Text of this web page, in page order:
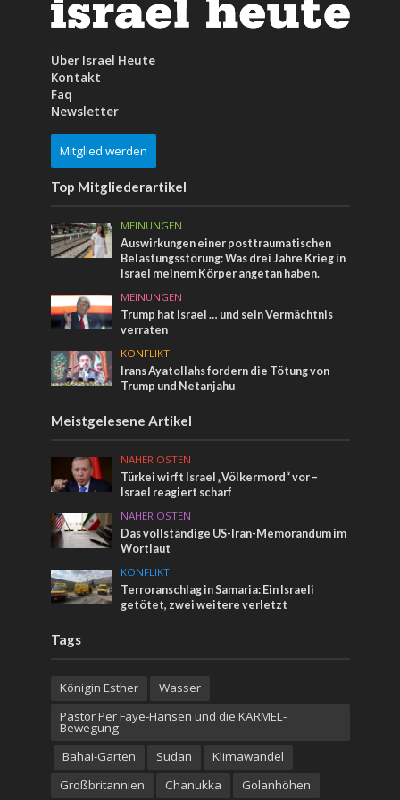
Über Israel Heute
Kontakt
Faq
Newsletter
Mitglied werden
Top Mitgliederartikel
MEINUNGEN
Auswirkungen einer posttraumatischen
Belastungsstörung: Was drei Jahre Krieg in
Israel meinem Körper angetan haben.
MEINUNGEN
Trump hat Israel … und sein Vermächtnis
verraten
KONFLIKT
Irans Ayatollahs fordern die Tötung von
Trump und Netanjahu
Meistgelesene Artikel
NAHER OSTEN
Türkei wirft Israel „Völkermord“ vor –
Israel reagiert scharf
NAHER OSTEN
Das vollständige US-Iran-Memorandum im
Wortlaut
KONFLIKT
Terroranschlag in Samaria: Ein Israeli
getötet, zwei weitere verletzt
Tags
Königin Esther
Wasser
Pastor Per Faye-Hansen und die KARMEL-
Bewegung
Bahai-Garten
Sudan
Klimawandel
Großbritannien
Chanukka Golanhöhen